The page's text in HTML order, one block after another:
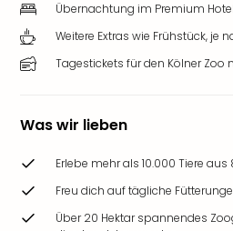
Übernachtung im Premium
Weitere Extras wie Frühstück, je
Tagestickets für den Kölner
Was wir lieben
Erlebe mehr als 10.000 Tiere
Freu dich auf tägliche
Über 20 Hektar spannendes